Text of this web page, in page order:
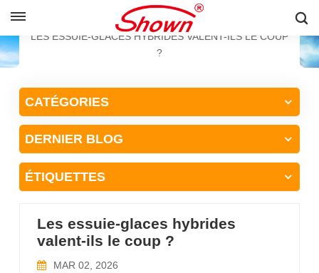
MAISON
BLOG
LES ESSUIE-GLACES HYBRIDES VALENT-ILS LE COUP
?
CATÉGORIES
DERNIER BLOG
ÉTIQUETTES
Les essuie-glaces hybrides
valent-ils le coup ?
MAR 02, 2026